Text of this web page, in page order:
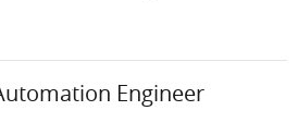
Engineer